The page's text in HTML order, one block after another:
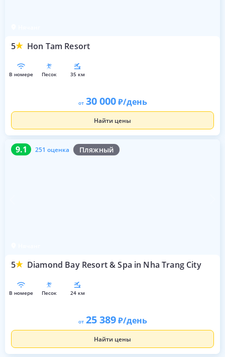
5 Hon Tam Resort
в номере песок 35 км
от 30 000 /день
Найти цены
9.1 251 оценка Пляжный
5 Diamond Bay Resort & Spa in Nha Trang City
9.1 251 оценка
в номере песок 24 км
от 25 389 /день
Найти цены